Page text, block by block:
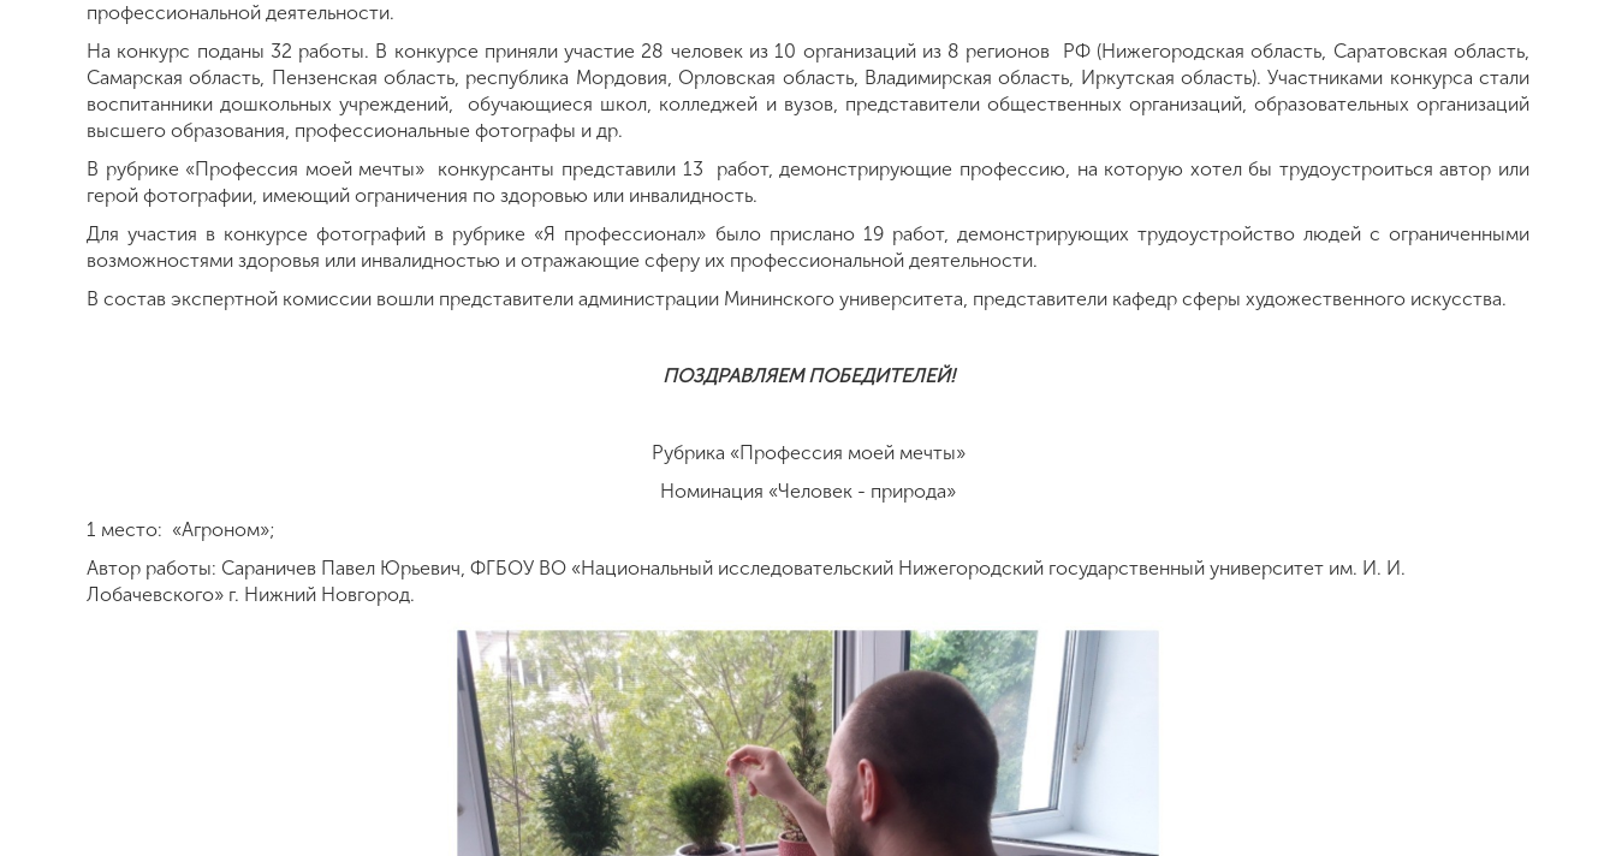
профессиональной деятельности.
На конкурс поданы 32 работы. В конкурсе приняли участие 28 человек из 10 организаций из 8 регионов РФ (Нижегородская область, Саратовская область,
Самарская область, Пензенская область, республика Мордовия, Орловская область, Владимирская область, Иркутская область). Участниками конкурса стали
воспитанники дошкольных учреждений, обучающиеся школ, колледжей и вузов, представители общественных организаций, образовательных организаций
высшего образования, профессиональные фотографы и др.
В рубрике «Профессия моей мечты» конкурсанты представили 13 работ, демонстрирующие профессию, на которую хотел бы трудоустроиться автор или
герой фотографии, имеющий ограничения по здоровью или инвалидность.
Для участия в конкурсе фотографий в рубрике «Я профессионал» было прислано 19 работ, демонстрирующих трудоустройство людей с ограниченными
возможностями здоровья или инвалидностью и отражающие сферу их профессиональной деятельности.
В состав экспертной комиссии вошли представители администрации Мининского университета, представители кафедр сферы художественного искусства.
ПОЗДРАВЛЯЕМ ПОБЕДИТЕЛЕЙ!
Рубрика «Профессия моей мечты»
Номинация «Человек - природа»
1 место: «Агроном»;
Автор работы: Сараничев Павел Юрьевич, ФГБОУ ВО «Национальный исследовательский Нижегородский государственный университет им. И. И.
Лобачевского» г. Нижний Новгород.